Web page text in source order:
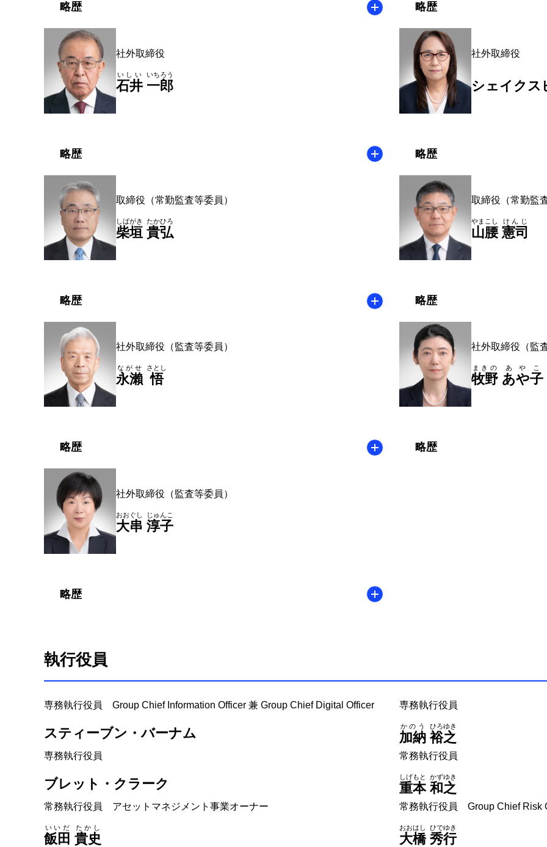
略歴 略歴
社外取締役
石井
いしい
一郎
いちろう
略歴
社外取締役
シェイク
略歴
取締役（常勤監査等委員）
柴垣
しばがき
貴弘
たかひろ
略歴
取締役（常勤監
山腰
やまこし
憲司
けんじ
略歴
社外取締役（監査等委員）
永瀨
ながせ
悟
さとし
略歴
社外取締役（監
牧野
まきの
あや子
あやこ
略歴
社外取締役（監査等委員）
大串
おおぐし
淳子
じゅんこ
略歴
執行役員
専務執行役員 Group Chief Information Officer 兼 Group Chief Digital Officer
スティーブン・バーナム
専務執行役員
加納
かのう
裕之
ひろゆき
専務執行役員
ブレット・クラーク
常務執行役員
重本
しげもと
和之
かずゆき
常務執行役員 アセットマネジメント事業オーナー
飯田
いいだ
貴史
たかし
常務執行役員 Group Chief Risk
大橋
おおはし
秀行
ひでゆき